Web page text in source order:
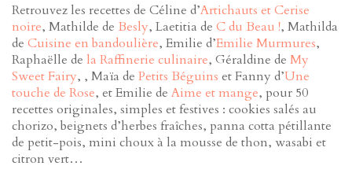
Retrouvez les recettes de Céline d’Artichauts et Cerise
noire, Mathilde de Besly, Laetitia de C du Beau !, Mathilda
de Cuisine en bandoulière, Emilie d’Emilie Murmures,
Raphaëlle de la Raffinerie culinaire, Géraldine de My
Sweet Fairy, , Maïa de Petits Béguins et Fanny d’Une
touche de Rose, et Emilie de Aime et mange, pour 50
recettes originales, simples et festives : cookies salés au
chorizo, beignets d’herbes fraîches, panna cotta pétillante
de petit-pois, mini choux à la mousse de thon, wasabi et
citron vert…